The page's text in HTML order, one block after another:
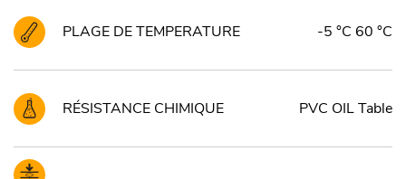
PLAGE DE TEMPERATURE -5 °C 60 °C
RÉSISTANCE CHIMIQUE PVC OIL Table